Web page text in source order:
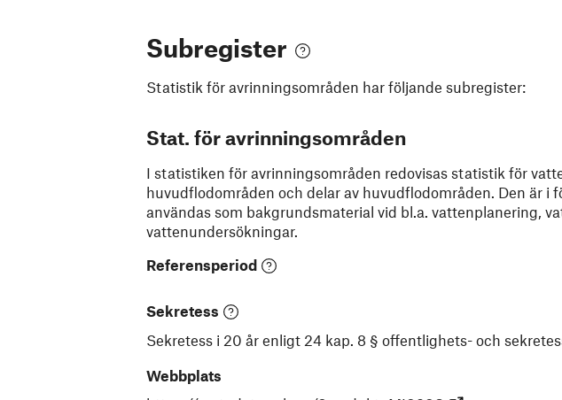
Subregister
Statistik för avrinningsområden har följande subregister:
Stat. för avrinningsområden
I statistiken för avrinningsområden redovisas statistik för
huvudflodområden och delar av huvudflodområden. Den är i
användas som bakgrundsmaterial vid bl.a. vattenplanering,
vattenundersökningar.
Referensperiod
Sekretess
Sekretess i 20 år enligt 24 kap. 8 § offentlighets- och
Webbplats